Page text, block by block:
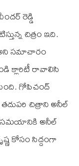
రెడ్డి
చిత్రం ఇది.
సమాచారం
క్లారిటీ రావాలిసి
గోపిచంద్
చిత్రాని అనీల్
సమయానికి అనీల్
కోసం సిద్దంగా